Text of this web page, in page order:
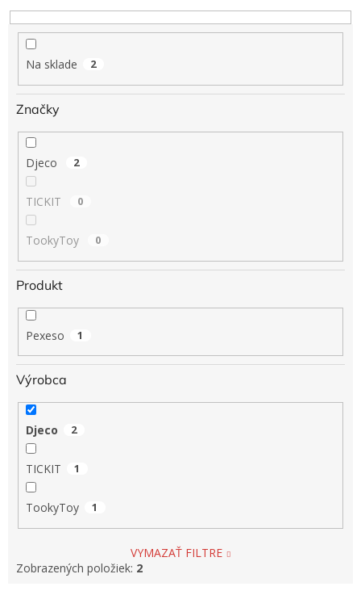
Značky
Senzorický
raj
Prihlásenie
k
t
Na sklade 2
Značky
Djeco 2
TICKIT 0
TookyToy 0
Produkt
Pexeso 1
Výrobca
Djeco 2
TICKIT 1
TookyToy 1
VYMAZAŤ FILTRE
Zobrazených položiek: 2